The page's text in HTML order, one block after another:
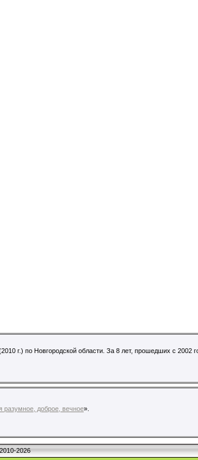
г.) по Новгородской области. За 8 лет, прошедших с 2002
разумное, доброе, вечное».
2026